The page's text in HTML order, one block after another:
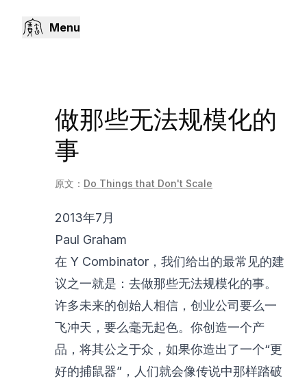
Menu
做那些无法规模化的
事
原文： Do Things that Don't Scale
2013年7月
Paul Graham
在 Y Combinator，我们给出的最常见的建
议之一就是：去做那些无法规模化的事。
许多未来的创始人相信，创业公司要么一
飞冲天，要么毫无起色。你创造一个产
品，将其公之于众，如果你造出了一个“更
好的捕鼠器”，人们就会像传说中那样踏破